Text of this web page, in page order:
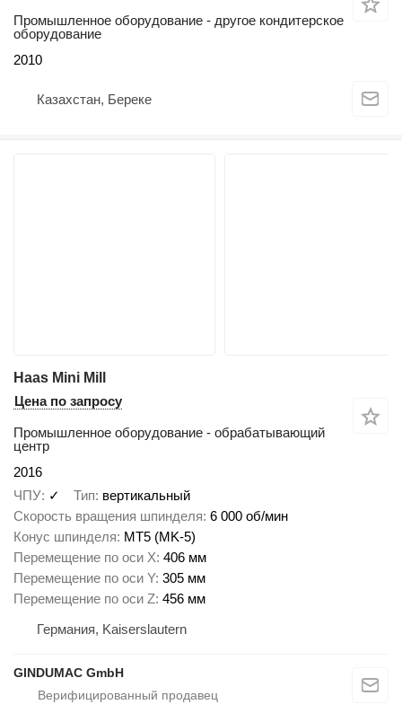
Промышленное оборудование - другое кондитерское
оборудование
2010
Казахстан, Береке
Haas Mini Mill
Цена по запросу
Промышленное оборудование - обрабатывающий
центр
2016
ЧПУ ✓ Тип вертикальный
Скорость вращения шпинделя 6 000 об/мин
Конус шпинделя MT5 (MK-5)
Перемещение по оси X 406 мм
Перемещение по оси Y 305 мм
Перемещение по оси Z 456 мм
Германия, Kaiserslautern
GINDUMAC GmbH